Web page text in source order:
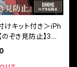
けキット付き＞iPh
ぞき見防止】3カ
『ガラスフィルム
フルカバー（黒フチ